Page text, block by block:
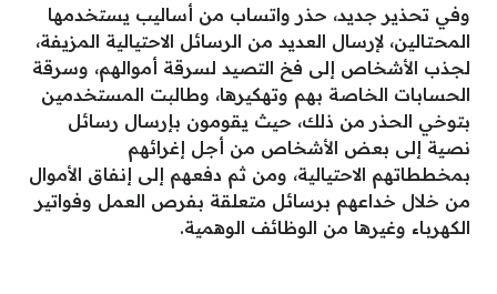
وفي تحذير جديد، حذر واتساب من أساليب يستخدمها
المحتالين، لإرسال العديد من الرسائل الاحتيالية المزيفة،
لجذب الأشخاص إلى فخ التصيد لسرقة أموالهم، وسرقة
الحسابات الخاصة بهم وتهكيرها، وطالبت المستخدمين
بتوخي الحذر من ذلك، حيث يقومون بإرسال رسائل
نصية إلى بعض الأشخاص من أجل إغرائهم
بمخططاتهم الاحتيالية، ومن ثم دفعهم إلى إنفاق الأموال
من خلال خداعهم برسائل متعلقة بفرص العمل وفواتير
الكهرباء وغيرها من الوظائف الوهمية.